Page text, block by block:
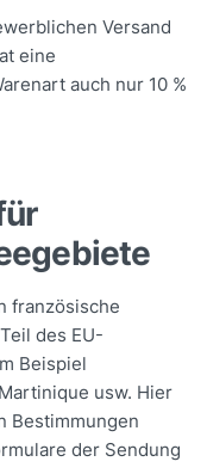
Versand
eine
auch nur 10 %
französische
des EU-
Beispiel
usw. Hier
Bestimmungen
der Sendung